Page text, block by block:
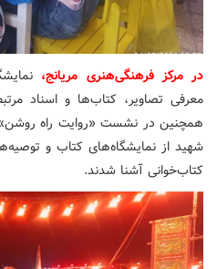
در مرکز فرهنگی‌هنری مریانج،
معرفی تصاویر، کتاب‌ها و اسناد
همچنین در نشست «روایت راه
شهید از نمایشگاه‌های کتاب و
کتاب‌خوانی آشنا شدند.